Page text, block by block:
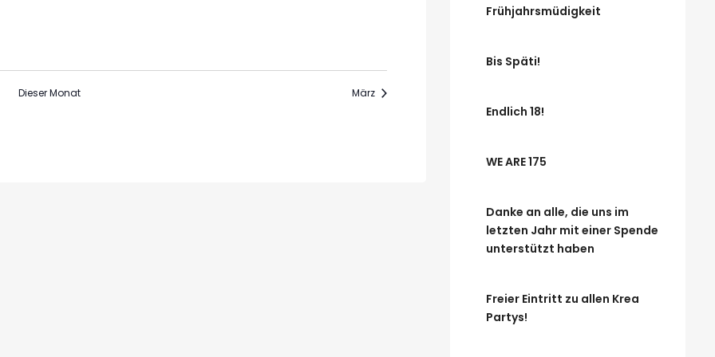
Dieser Monat März
Frühjahrsmüdigkeit
Bis Späti!
Endlich 18!
WE ARE 175
Danke an alle, die uns im
letzten Jahr mit einer Spende
unterstützt haben
Freier Eintritt zu allen Krea
Partys!